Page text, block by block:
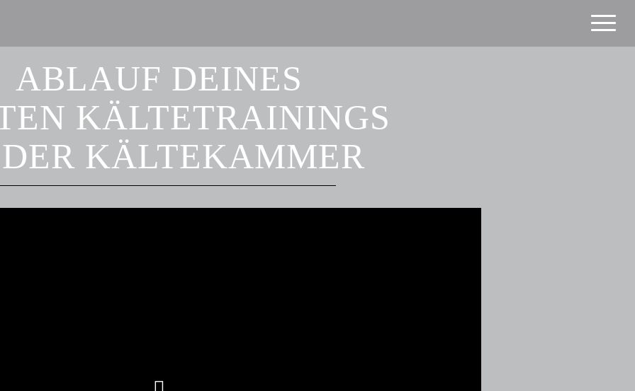
ABLAUF DEINES
KÄLTETRAININGS
KÄLTEKAMMER